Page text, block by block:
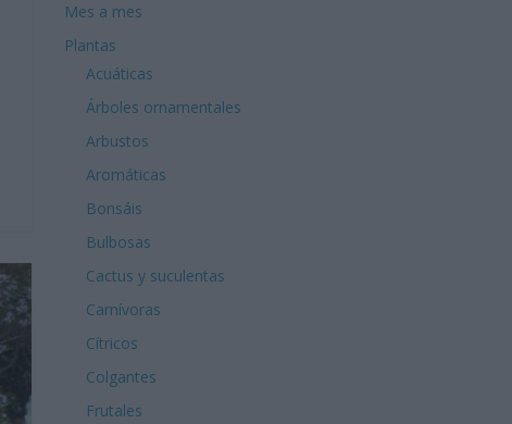
Mes a mes
Plantas
Acuáticas
Árboles ornamentales
Arbustos
Aromáticas
Bonsáis
Bulbosas
Cactus y suculentas
Carnívoras
Cítricos
Colgantes
Frutales